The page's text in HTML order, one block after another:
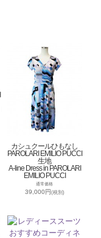
カシュクールひもなし
PAROLARI EMILIO PUCCI
生地
A-line Dress in PAROLARI
EMILIO PUCCI
通常価格
39,000円(税別)